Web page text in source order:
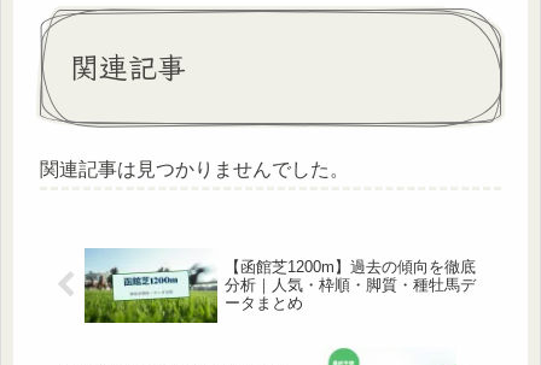
関連記事
関連記事は見つかりませんでした。
【函館芝1200m】過去の傾向を徹底
分析｜人気・枠順・脚質・種牡馬デ
ータまとめ